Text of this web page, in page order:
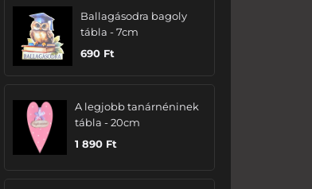
Ballagásodra bagoly
tábla - 7cm
690 Ft
A legjobb tanárnéninek
tábla - 20cm
1 890 Ft